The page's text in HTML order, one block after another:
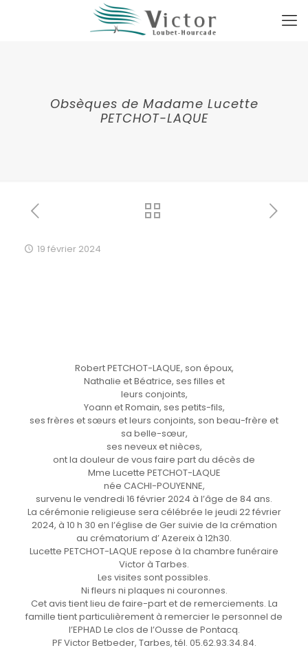
Obsèques de Madame Lucette
PETCHOT-LAQUE
19 février 2024
Robert PETCHOT-LAQUE, son époux,
Nathalie et Béatrice, ses filles et
leurs conjoints,
Yoann et Romain, ses petits-fils,
ses frères et sœurs et leurs conjoints, son beau-frère et
sa belle-sœur,
ses neveux et nièces,
ont la douleur de vous faire part du décès de
Mme Lucette PETCHOT-LAQUE
née CACHI-POUYENNE,
survenu le vendredi 16 février 2024 à l’âge de 84 ans.
La cérémonie religieuse sera célébrée le jeudi 22 février
2024, à 10 h 30 en l’église de Ger suivie de la crémation
au crématorium d’ Azereix à 12h30.
Lucette PETCHOT-LAQUE repose à la chambre funéraire
Victor à Tarbes.
Les visites sont possibles.
Ni fleurs ni plaques ni couronnes.
Cet avis tient lieu de faire-part et de remerciements. La
famille tient particulièrement à remercier le personnel de
l’EPHAD Le clos de l’Ousse de Pontacq.
PF Victor Betbeder, Tarbes, tél. 05.62.93.34.84.